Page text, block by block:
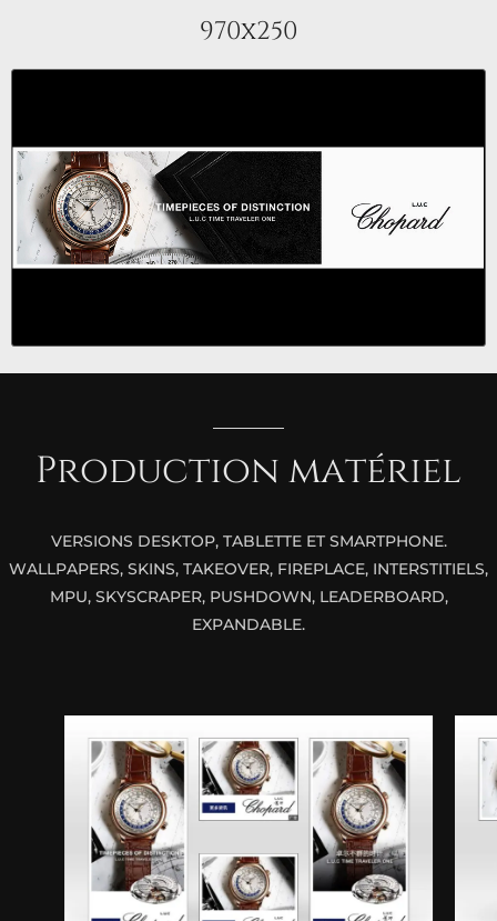
970x250
Production matériel
VERSIONS DESKTOP, TABLETTE ET SMARTPHONE.
WALLPAPERS, SKINS, TAKEOVER, FIREPLACE, INTERSTITIELS,
MPU, SKYSCRAPER, PUSHDOWN, LEADERBOARD,
EXPANDABLE.